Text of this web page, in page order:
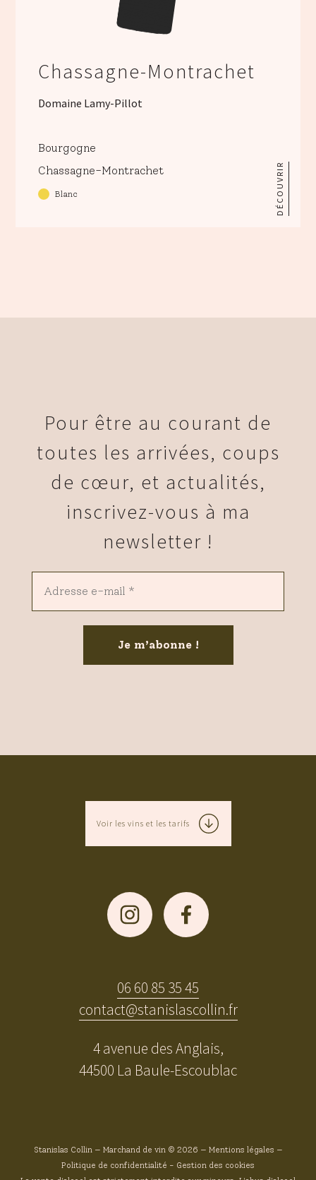
Chassagne-Montrachet
Domaine Lamy-Pillot
Bourgogne
Chassagne-Montrachet
Blanc DÉCOUVRIR
Pour être au courant de
toutes les arrivées, coups
de cœur, et actualités,
inscrivez-vous à ma
newsletter !
Voir les vins et les tarifs
06 60 85 35 45
contact@stanislascollin.fr
4 avenue des Anglais,
44500 La Baule-Escoublac
Stanislas Collin — Marchand de vin © 2026 — Mentions légales —
Politique de confidentialité - Gestion des cookies